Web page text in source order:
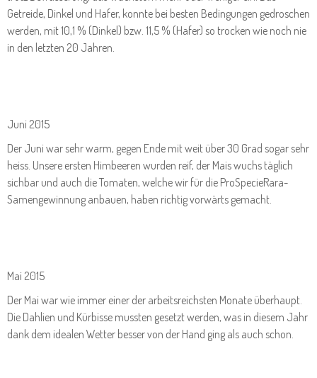
Getreide, Dinkel und Hafer, konnte bei besten Bedingungen gedroschen
werden, mit 10,1 % (Dinkel) bzw. 11,5 % (Hafer) so trocken wie noch nie
in den letzten 20 Jahren.
Juni 2015
Der Juni war sehr warm, gegen Ende mit weit über 30 Grad sogar sehr
heiss. Unsere ersten Himbeeren wurden reif, der Mais wuchs täglich
sichbar und auch die Tomaten, welche wir für die ProSpecieRara-
Samengewinnung anbauen, haben richtig vorwärts gemacht.
Mai 2015
Der Mai war wie immer einer der arbeitsreichsten Monate überhaupt.
Die Dahlien und Kürbisse mussten gesetzt werden, was in diesem Jahr
dank dem idealen Wetter besser von der Hand ging als auch schon.